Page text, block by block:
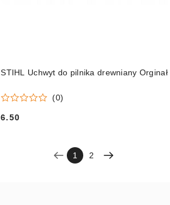
STIHL Uchwyt do pilnika drewniany Orginał
(0)
Cena:
6.50
1 2